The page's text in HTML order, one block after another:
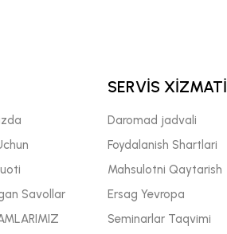
Savollar
SERVİS XİZMATİ
Daromad jadvali
Foydalanish Shartlari
Mahsulotni Qaytarish
Ersag Yevropa
Seminarlar Taqvimi